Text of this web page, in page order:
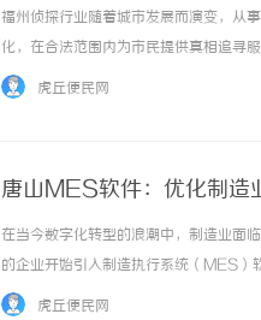
福州侦探行业随着城市发展而演变，从
化，在合法范围内为市民提供真相追寻
虎丘便民网
唐山MES软件：优化制造
在当今数字化转型的浪潮中，制造业面
的企业开始引入制造执行系统（MES）
现出较强的实力和潜力。本文将深入探
虎丘便民网
保定橡胶输送带生产厂
展前景